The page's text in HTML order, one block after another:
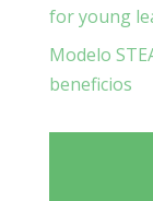
for young
Modelo
beneficios